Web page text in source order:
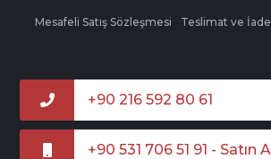
Mesafeli Satış Sözleşmesi Teslimat ve İade
+90 216 592 80 61
+90 531 706 51 91 - Satın